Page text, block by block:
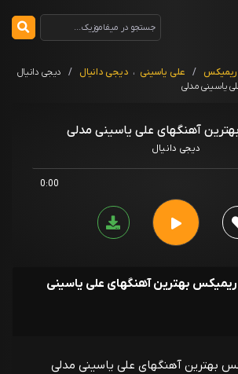
ریمیکس / علی یاسینی ، دیجی دانیال /
دیجی دانیال
یاسینی مدلی
آهنگهای علی یاسینی مدلی
دیجی دانیال
0:00
ریمیکس بهترین آهنگهای علی یاسینی
بهترین آهنگهای علی یاسینی مدلی